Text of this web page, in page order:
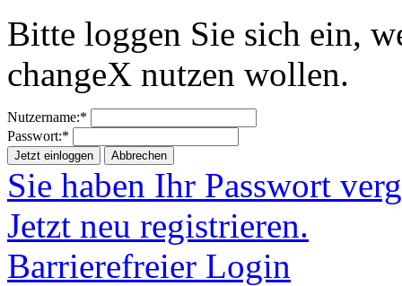
Bitte loggen Sie sich ein,
changeX nutzen wollen.
Nutzername:*
Passwort:*
Jetzt einloggen Abbrechen
Sie haben Ihr Passwort
Jetzt neu registrieren.
Barrierefreier Login